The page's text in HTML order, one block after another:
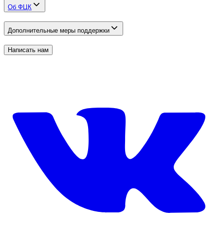
Об ФЦК
Дополнительные меры поддержки
Написать нам